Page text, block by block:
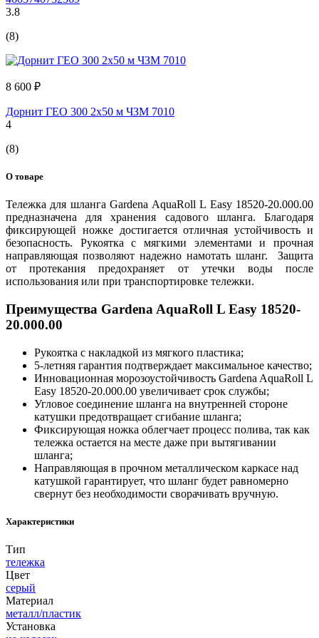
3.8
(8)
8 600 ₽
Дорнит ГЕО 300 2x50 м ЧЗМ 7010
4
(8)
О товаре
Тележка для шланга Gardena AquaRoll L Easy 18520-20.000.00
предназначена для хранения садового шланга. Благодаря
фиксирующей ножке достигается отличная устойчивость и
безопасность. Рукоятка с мягкими элементами и прочная
направляющая позволяют надежно намотать шланг. Защита
от протекания предохраняет от утечки воды после
использования или при транспортировке тележки.
Преимущества Gardena AquaRoll L Easy 18520-
20.000.00
Рукоятка с накладкой из мягкого пластика;
5-летняя гарантия подтверждает максимальное качество;
Инновационная морозоустойчивость Gardena AquaRoll L
Easy 18520-20.000.00 увеличивает срок службы;
Угловое соединение шланга на внутренней стороне
катушки предотвращает сгибание шланга;
Фиксирующая ножка облегчает процесс полива, так как
тележка остается на месте даже при вытягивании
шланга;
Направляющая в прочном металлическом каркасе над
катушкой гарантирует, что шланг будет равномерно
свернут без необходимости сворачивать вручную.
Характеристики
Тип
тележка
Цвет
серый
Материал
металл/пластик
Установка